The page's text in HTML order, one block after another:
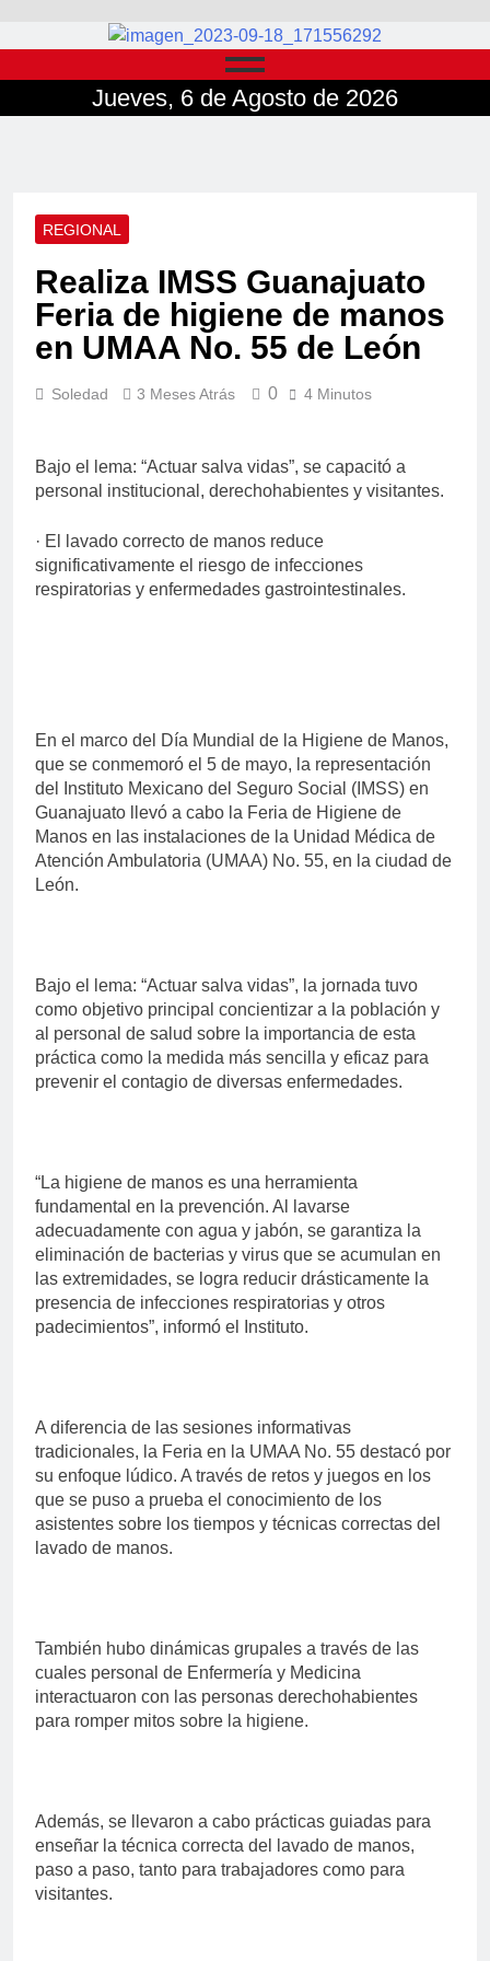
Jueves, 6 de Agosto de 2026
REGIONAL
Realiza IMSS Guanajuato
Feria de higiene de manos
en UMAA No. 55 de León
Soledad 3 Meses Atrás 0 4 Minutos
Bajo el lema: “Actuar salva vidas”, se capacitó a
personal institucional, derechohabientes y visitantes.
· El lavado correcto de manos reduce
significativamente el riesgo de infecciones
respiratorias y enfermedades gastrointestinales.
En el marco del Día Mundial de la Higiene de Manos,
que se conmemoró el 5 de mayo, la representación
del Instituto Mexicano del Seguro Social (IMSS) en
Guanajuato llevó a cabo la Feria de Higiene de
Manos en las instalaciones de la Unidad Médica de
Atención Ambulatoria (UMAA) No. 55, en la ciudad de
León.
Bajo el lema: “Actuar salva vidas”, la jornada tuvo
como objetivo principal concientizar a la población y
al personal de salud sobre la importancia de esta
práctica como la medida más sencilla y eficaz para
prevenir el contagio de diversas enfermedades.
“La higiene de manos es una herramienta
fundamental en la prevención. Al lavarse
adecuadamente con agua y jabón, se garantiza la
eliminación de bacterias y virus que se acumulan en
las extremidades, se logra reducir drásticamente la
presencia de infecciones respiratorias y otros
padecimientos”, informó el Instituto.
A diferencia de las sesiones informativas
tradicionales, la Feria en la UMAA No. 55 destacó por
su enfoque lúdico. A través de retos y juegos en los
que se puso a prueba el conocimiento de los
asistentes sobre los tiempos y técnicas correctas del
lavado de manos.
También hubo dinámicas grupales a través de las
cuales personal de Enfermería y Medicina
interactuaron con las personas derechohabientes
para romper mitos sobre la higiene.
Además, se llevaron a cabo prácticas guiadas para
enseñar la técnica correcta del lavado de manos,
paso a paso, tanto para trabajadores como para
visitantes.